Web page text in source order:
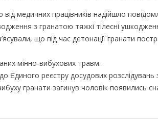
від медичних працівників надійшло
з гранатою тяжкі тілесні
що під час детонації гранати
мінно-вибухових травм.
Єдиного реєстру досудових розслідувань
гранати загинув чоловік появились